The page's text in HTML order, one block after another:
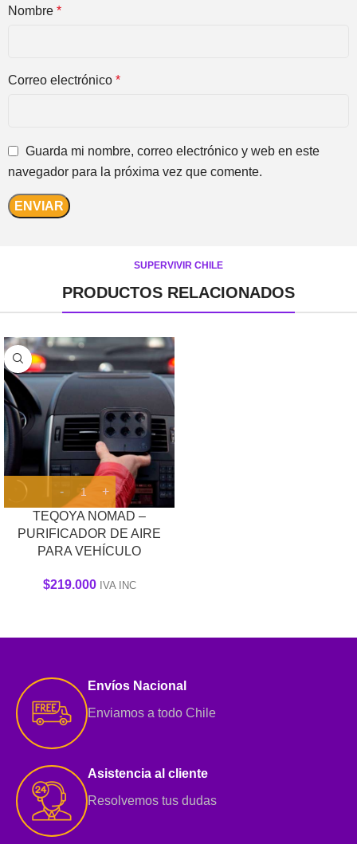
Nombre *
Correo electrónico *
Guarda mi nombre, correo electrónico y web en este
navegador para la próxima vez que comente.
SUPERVIVIR CHILE
PRODUCTOS RELACIONADOS
TEQOYA NOMAD –
PURIFICADOR DE AIRE
PARA VEHÍCULO
$219.000 IVA INC
Envíos Nacional
Enviamos a todo Chile
Asistencia al cliente
Resolvemos tus dudas